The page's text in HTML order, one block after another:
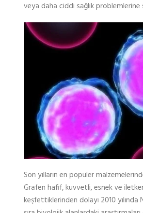
veya daha ciddi sağlık problemlerine
Son yılların en popüler
Grafen hafif, kuvvetli, esnek ve
keşfettiklerinden dolayı 2010 yılında